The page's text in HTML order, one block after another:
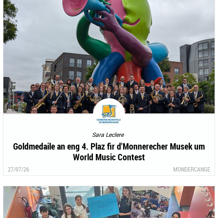
Sara Leclere
Goldmedaile an eng 4. Plaz fir d'Monnerecher Musek um
World Music Contest
27/07/26 MONDERCANGE